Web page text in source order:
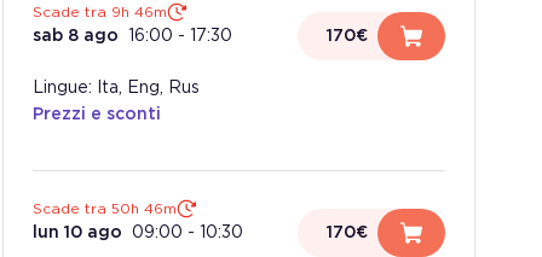
Scade tra 9h 46m
sab 8 ago 16:00 - 17:30 170€
Lingue: Ita, Eng, Rus
Prezzi e sconti
Scade tra 50h 46m
lun 10 ago 09:00 - 10:30 170€